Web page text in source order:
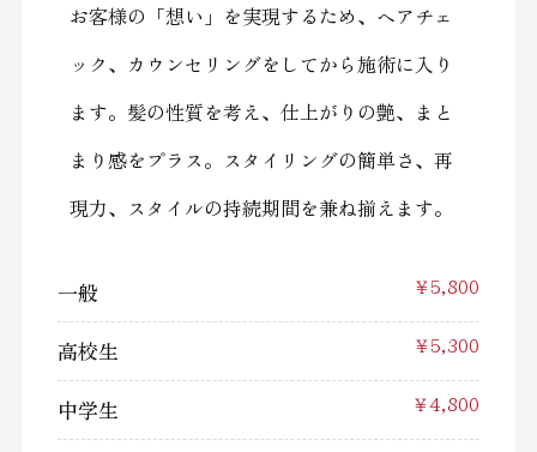
お客様の「想い」を実現するため、ヘアチェ
ック、カウンセリングをしてから施術に入り
ます。髪の性質を考え、仕上がりの艶、まと
まり感をプラス。スタイリングの簡単さ、再
現力、スタイルの持続期間を兼ね揃えます。
一般 ￥5,800
高校生 ￥5,300
中学生 ￥4,800